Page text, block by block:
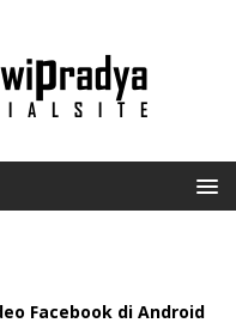
Facebook di Android